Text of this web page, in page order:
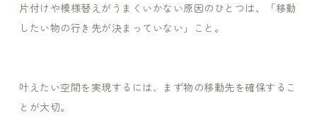
片付けや模様替えがうまくいかない原因のひとつは、「移動
したい物の行き先が決まっていない」こと。
叶えたい空間を実現するには、まず物の移動先を確保するこ
とが大切。